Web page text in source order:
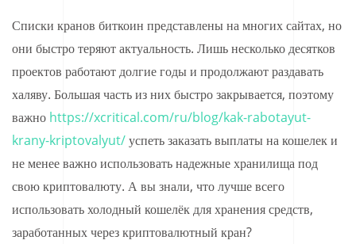
Списки кранов биткоин представлены на многих сайтах, но
они быстро теряют актуальность. Лишь несколько десятков
проектов работают долгие годы и продолжают раздавать
халяву. Большая часть из них быстро закрывается, поэтому
важно https://xcritical.com/ru/blog/kak-rabotayut-
krany-kriptovalyut/успеть заказать выплаты на кошелек и
не менее важно использовать надежные хранилища под
свою криптовалюту. А вы знали, что лучше всего
использовать холодный кошелёк для хранения средств,
заработанных через криптовалютный кран?